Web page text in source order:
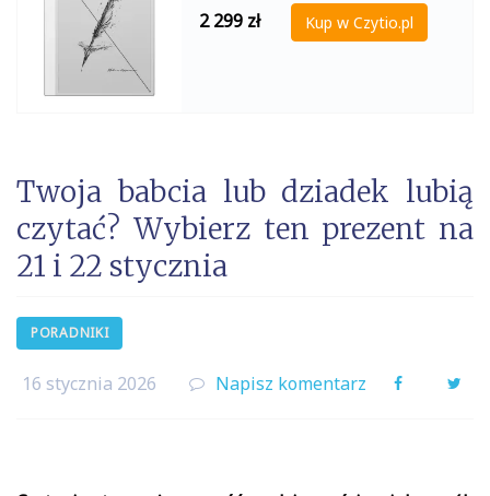
2 299 zł Kup w Czytio.pl
Twoja babcia lub dziadek lubią
czytać? Wybierz ten prezent na
21 i 22 stycznia
PORADNIKI
16 stycznia 2026 Napisz komentarz Facebook